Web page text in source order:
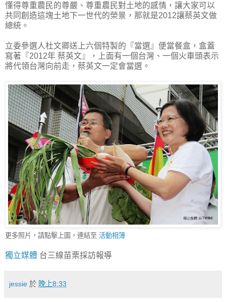
懂得尊重農民的尊嚴、尊重農民對土地的感情，讓大家可以
共同創造這塊土地下一世代的榮景，那就是2012讓蔡英文做
總統。
立委參選人杜文卿送上六個特製的『當選』便當餐盒，盒蓋
寫著『2012年 蔡英文』，上面有一個台灣、一個火車頭表示
將代領台灣向前走，蔡英文一定會當選。
更多照片，請點擊上圖，連結至 活動相簿
獨立媒體 台三線苗栗採訪報導
jessie 於 晚上8:33